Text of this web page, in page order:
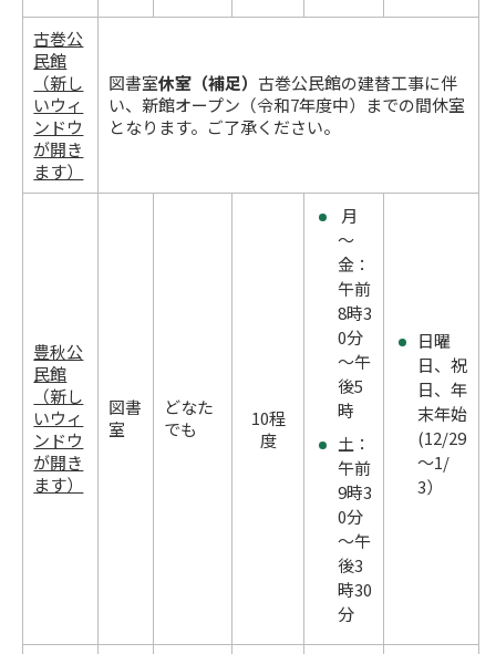
古巻公
民館
（新し
いウィ
ンドウ
が開き
ます）
図書室休室（補足）古巻公民館の建替工事に伴
い、新館オープン（令和7年度中）までの間休室
となります。ご了承ください。
豊秋公
民館
（新し
いウィ
ンドウ
が開き
ます）
図書
室
どなた
でも
10程
度
月
～
金：
午前
8時3
0分
～午
後5
時
土：
午前
9時3
0分
～午
後3
時30
分
日曜
日、祝
日、年
末年始
(12/29
～1/
3）